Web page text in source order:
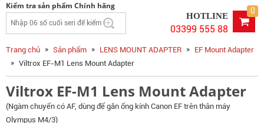
Kiểm tra sản phẩm Chính hãng
HOTLINE
03399 555 88
0
Trang chủ Sản phẩm LENS MOUNT ADAPTER
EF Mount Adapter
Viltrox EF-M1 Lens Mount Adapter
Viltrox EF-M1 Lens Mount Adapter
(Ngàm chuyển có AF, dùng để gắn ống kính Canon EF trên thân máy
Olympus M4/3)